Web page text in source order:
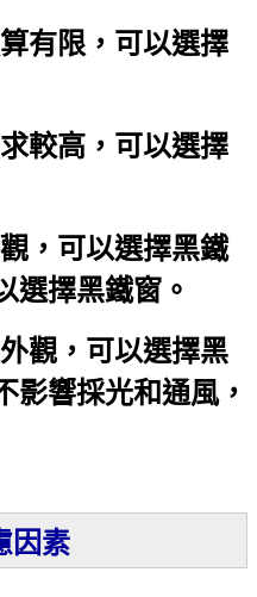
有限，可以選擇
較高，可以選擇
，可以選擇黑鐵
選擇黑鐵窗。
觀，可以選擇黑
影響採光和通風，
因素